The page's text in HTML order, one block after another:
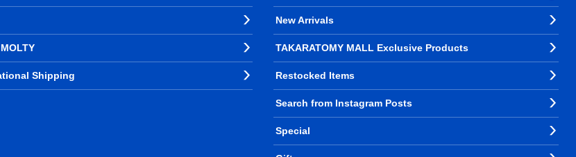
Shipping
New Arrivals
TAKARATOMY MALL Exclusive Products
Restocked Items
Search from Instagram Posts
Special